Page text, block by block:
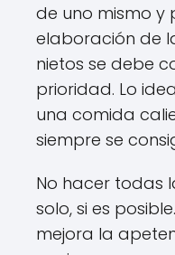
de uno mismo
elaboración de
nietos se debe
prioridad. Lo
una comida
siempre se
No hacer todas
solo, si es
mejora la